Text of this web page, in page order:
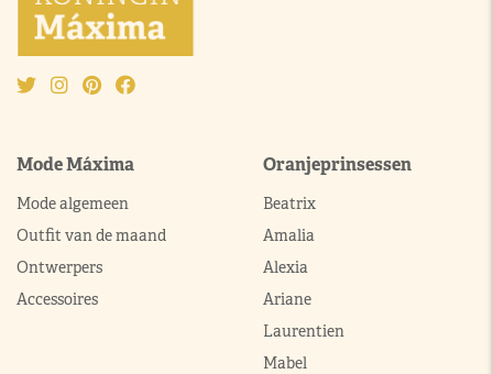
Mode Máxima
Mode algemeen
Outfit van de maand
Ontwerpers
Accessoires
Oranjeprinsessen
Beatrix
Amalia
Alexia
Ariane
Laurentien
Mabel